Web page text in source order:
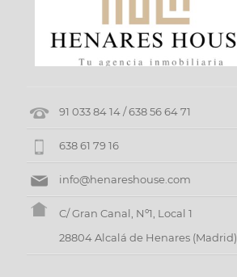
91 033 84 14 / 638 56 64 71
638 61 79 16
info@henareshouse.com
C/ Gran Canal, Nº1, Local 1
28804 Alcalá de Henares (Madrid)